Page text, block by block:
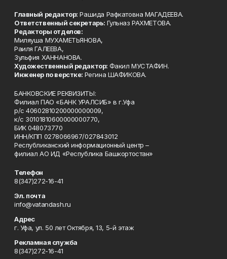
Главный редактор: Рашида Рафкатовна МАГАДЕЕВА.
Ответственный секретарь: Гульназ РАХМЕТОВА.
Редакторы отделов:
Миляуша МУХАМЕТЬЯНОВА,
Раиля ГАЛЕЕВА,
Зульфия ХАННАНОВА.
Художественный редактор: Факил МУСТАФИН.
Инженер по верстке: Регина ШАФИКОВА.
БАНКОВСКИЕ РЕКВИЗИТЫ:
Филиал ПАО «БАНК УРАЛСИБ» в г.Уфа
р/с 40602810200000000009,
к/с 30101810600000000770,
БИК 048073770
ИНН/КПП 0278066967/027843012
Республиканский информационный центр –
филиал АО ИД «Республика Башкортостан»
Телефон
8(347)272-16-41
Эл. почта
info@vatandash.ru
Адрес
г. Уфа, ул. 50 лет Октября, 13, 5-й этаж
Рекламная служба
8(347)272-16-41